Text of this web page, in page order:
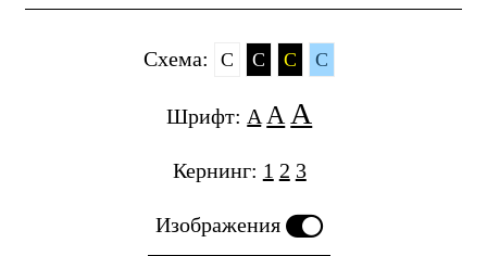
Cхема: C C C C
Шрифт: A A A
Кернинг: 1 2 3
Изображения